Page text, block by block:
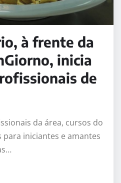
à frente da
inicia
de
da área, cursos do
iniciantes e amantes